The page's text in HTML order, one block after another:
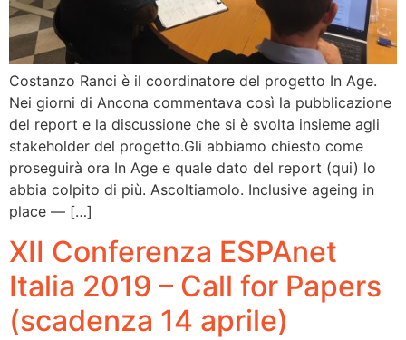
Costanzo Ranci è il coordinatore del progetto In Age.
Nei giorni di Ancona commentava così la pubblicazione
del report e la discussione che si è svolta insieme agli
stakeholder del progetto.Gli abbiamo chiesto come
proseguirà ora In Age e quale dato del report (qui) lo
abbia colpito di più. Ascoltiamolo. Inclusive ageing in
place — […]
XII Conferenza ESPAnet
Italia 2019 – Call for Papers
(scadenza 14 aprile)